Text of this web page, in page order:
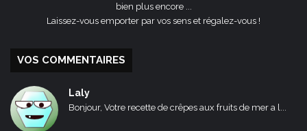
bien plus encore ...
Laissez-vous emporter par vos sens et régalez-vous !
VOS COMMENTAIRES
Laly
Bonjour, Votre recette de crêpes aux fruits de mer a l...